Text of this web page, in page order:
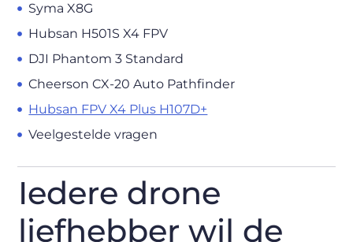
Syma X8G
Hubsan H501S X4 FPV
DJI Phantom 3 Standard
Cheerson CX-20 Auto Pathfinder
Hubsan FPV X4 Plus H107D+
Veelgestelde vragen
Iedere drone
liefhebber wil de